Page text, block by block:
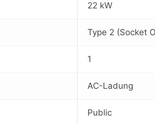
22 kW
Type 2 (Socket
1
AC-Ladung
Public